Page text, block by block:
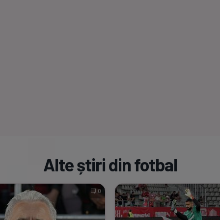
Alte știri din fotbal
0